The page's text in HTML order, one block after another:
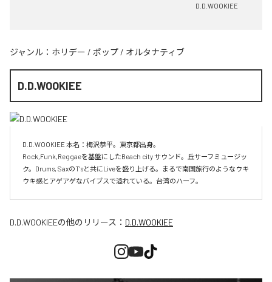
D.D.WOOKIEE
ジャンル： ホリデー / ポップ / オルタナティブ
D.D.WOOKIEE
D.D.WOOKIEE 本名：梅沢恭平。東京都出身。
Rock,Funk,Reggaeを基盤にしたBeach city サウンド。丘サーフミュージッ
ク。Drums, SaxのT'sと共にLiveを盛り上げる。まるで南国旅行のようなウキ
ウキ感とアゲアゲなバイブスで溢れている。台湾のハーフ。
D.D.WOOKIEEの他のリリース： D.D.WOOKIEE